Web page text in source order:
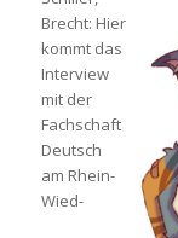
Brecht: Hier
kommt das
Interview
mit der
Fachschaft
Deutsch
am Rhein-
Wied-